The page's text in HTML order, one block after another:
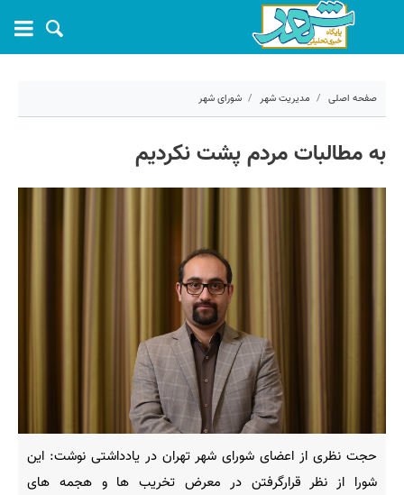
صفحه اصلی مدیریت شهر شورای شهر
به مطالبات مردم پشت نکردیم
حجت نظری از اعضای شورای شهر تهران در یادداشتی نوشت: این
شورا از نظر قرارگرفتن در معرض تخریب ها و هجمه های